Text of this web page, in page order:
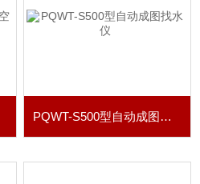
PQWT-S500型自动成图找水仪